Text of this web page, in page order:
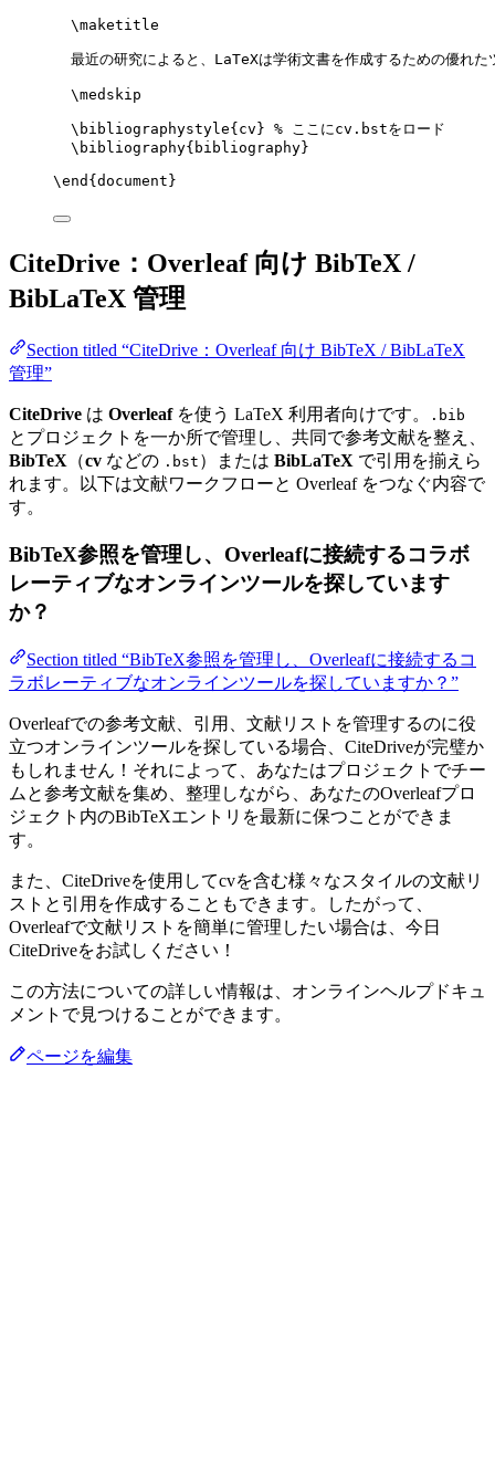
\maketitle
最近の研究によると、LaTeXは学術文書を作成するための優れ
\medskip
\bibliographystyle{cv} % ここにcv.bstをロード
\bibliography{bibliography}
\end { document }
CiteDrive：Overleaf 向け BibTeX /
BibLaTeX 管理
Section titled “CiteDrive：Overleaf 向け BibTeX / BibLaTeX
管理”
CiteDrive は Overleafを使う LaTeX 利用者向けです。 .bib
とプロジェクトを一か所で管理し、共同で参考文献を整え、
BibTeX （cv などの .bst ）または BibLaTeX で引用を揃えら
れます。以下は文献ワークフローと Overleaf をつなぐ内容で
す。
BibTeX参照を管理し、Overleafに接続するコラボ
レーティブなオンラインツールを探しています
か？
Section titled “BibTeX参照を管理し、Overleafに接続するコ
ラボレーティブなオンラインツールを探していますか？”
Overleafでの参考文献、引用、文献リストを管理するのに役
立つオンラインツールを探している場合、CiteDriveが完璧か
もしれません！それによって、あなたはプロジェクトでチー
ムと参考文献を集め、整理しながら、あなたのOverleafプロ
ジェクト内のBibTeXエントリを最新に保つことができま
す。
また、CiteDriveを使用してcvを含む様々なスタイルの文献リ
ストと引用を作成することもできます。したがって、
Overleafで文献リストを簡単に管理したい場合は、今日
CiteDriveをお試しください！
この方法についての詳しい情報は、オンラインヘルプドキュ
メントで見つけることができます。
ページを編集